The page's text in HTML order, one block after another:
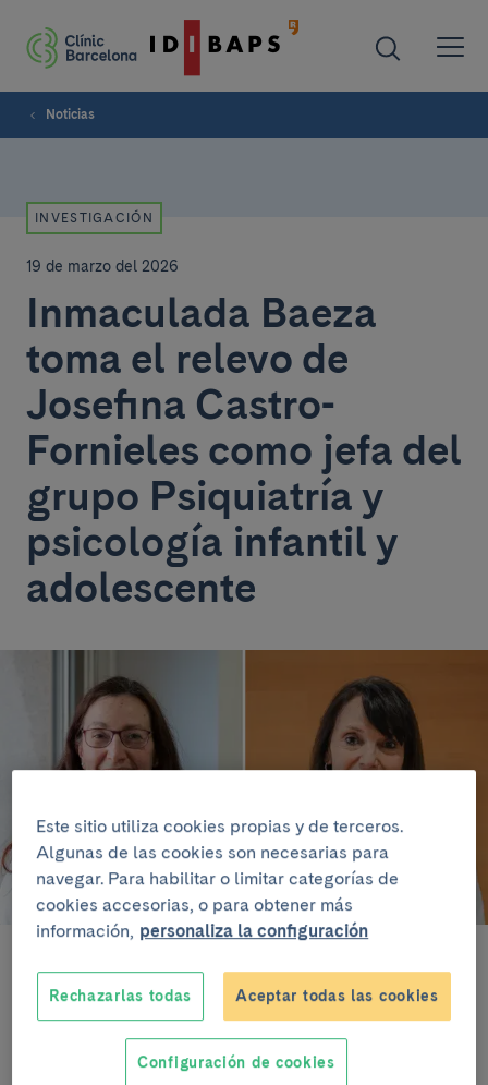
Noticias
INVESTIGACIÓN
19 de marzo del 2026
Inmaculada Baeza
toma el relevo de
Josefina Castro-
Fornieles como jefa del
grupo Psiquiatría y
psicología infantil y
adolescente
Fornieles.
Escuchar artículo
Este sitio utiliza cookies propias y de terceros.
Algunas de las cookies son necesarias para
navegar. Para habilitar o limitar categorías de
cookies accesorias, o para obtener más
información, personaliza la configuración
Rechazarlas todas Aceptar todas las cookies
Configuración de cookies